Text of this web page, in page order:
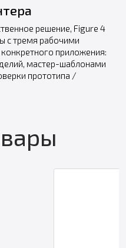
решение, Figure 4
с тремя рабочими
приложения:
мастер-шаблонами
прототипа /